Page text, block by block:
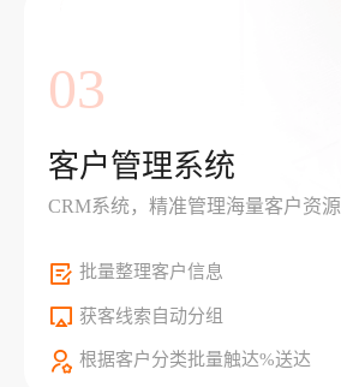
03
客户管理系统
CRM系统，精准管理海量客户资源
批量整理客户信息
获客线索自动分组
根据客户分类批量触达%送达